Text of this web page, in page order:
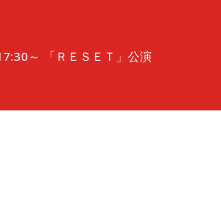
～ 「ＲＥＳＥＴ」公演